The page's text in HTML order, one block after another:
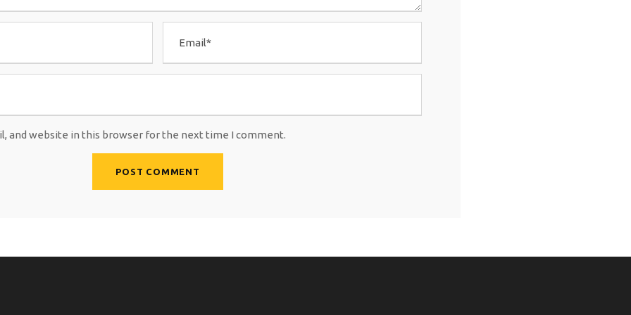
and website in this browser for the next time I comment.